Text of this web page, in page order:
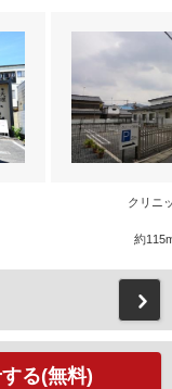
クリニ
約
る(無料)